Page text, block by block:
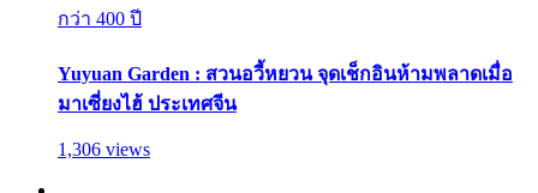
กว่า 400 ปี
Yuyuan Garden : สวนอวี้หยวน จุดเช็กอินห้ามพลาดเมื่อ
มาเซี่ยงไฮ้ ประเทศจีน
1,306 views